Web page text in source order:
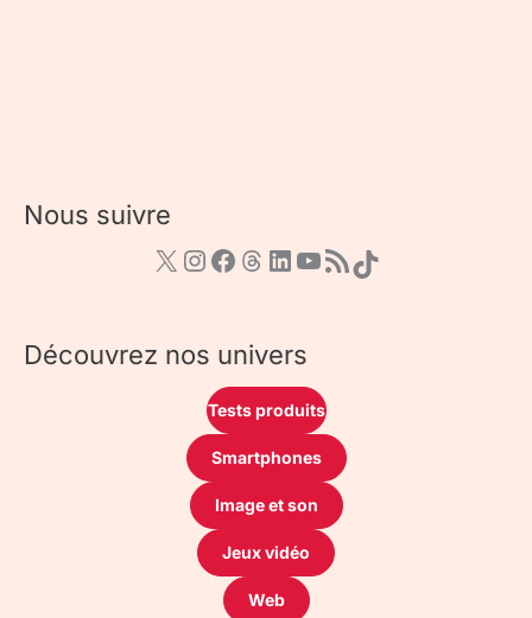
Nous suivre
Découvrez nos univers
Tests produits
Smartphones
Image et son
Jeux vidéo
Web